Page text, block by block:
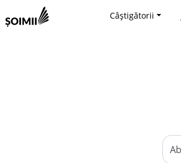
Câștigătorii